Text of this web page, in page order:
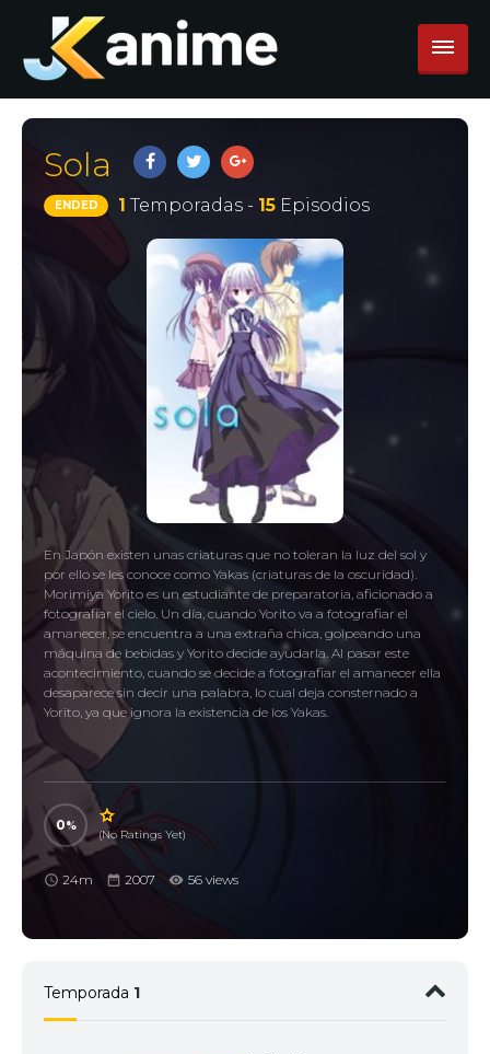
Sola
ENDED 1 Temporadas - 15Episodios
En Japón existen unas criaturas que no toleran la luz del sol y
por ello se les conoce como Yakas (criaturas de la oscuridad).
Morimiya Yorito es un estudiante de preparatoria, aficionado a
fotografiar el cielo. Un día, cuando Yorito va a fotografiar el
amanecer, se encuentra a una extraña chica, golpeando una
máquina de bebidas y Yorito decide ayudarla. Al pasar este
acontecimiento, cuando se decide a fotografiar el amanecer ella
desaparece sin decir una palabra, lo cual deja consternado a
Yorito, ya que ignora la existencia de los Yakas.
0
(No Ratings Yet)
24m 2007 56 views
Temporada 1